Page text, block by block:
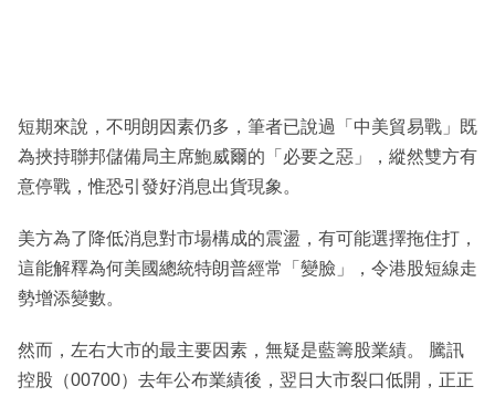
短期來說，不明朗因素仍多，筆者已說過「中美貿易戰」既
為挾持聯邦儲備局主席鮑威爾的「必要之惡」，縱然雙方有
意停戰，惟恐引發好消息出貨現象。
美方為了降低消息對市場構成的震盪，有可能選擇拖住打，
這能解釋為何美國總統特朗普經常「變臉」，令港股短線走
勢增添變數。
然而，左右大市的最主要因素，無疑是藍籌股業績。 騰訊
控股（00700）去年公布業績後，翌日大市裂口低開，正正